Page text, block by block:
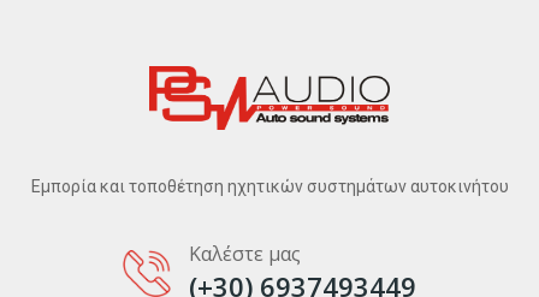
Εμπορία και τοποθέτηση ηχητικών συστημάτων αυτοκινήτου
Καλέστε μας
(+30) 6937493449